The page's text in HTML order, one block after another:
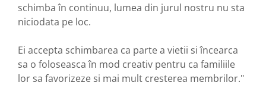
schimba în continuu, lumea din jurul nostru nu sta
niciodata pe loc.
Ei accepta schimbarea ca parte a vietii si încearca
sa o foloseasca în mod creativ pentru ca familiile
lor sa favorizeze si mai mult cresterea membrilor."